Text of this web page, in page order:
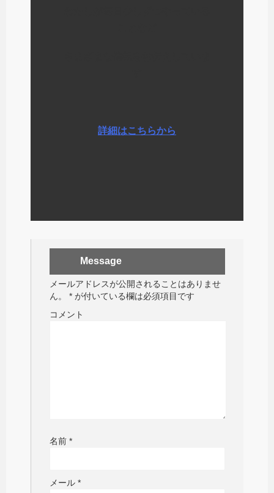
詳細はこちらから
Message
メールアドレスが公開されることはありませ
ん。
* が付いている欄は必須項目です
コメント
名前 *
メール *